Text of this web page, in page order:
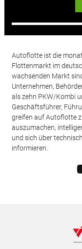
Autoflotte ist die
Flottenmarkt im
wachsenden Markt
Unternehmen,
als zehn PKW/Kombi
Geschäftsführer,
greifen auf Autoflotte
auszumachen,
und sich über
informieren.